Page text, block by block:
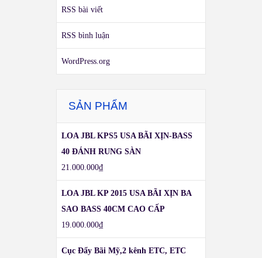
RSS bài viết
RSS bình luận
WordPress.org
SẢN PHẨM
LOA JBL KPS5 USA BÃI XỊN-BASS
40 ĐÁNH RUNG SÀN
21.000.000₫
LOA JBL KP 2015 USA BÃI XỊN BA
SAO BASS 40CM CAO CẤP
19.000.000₫
Cục Đẩy Bãi Mỹ,2 kênh ETC, ETC